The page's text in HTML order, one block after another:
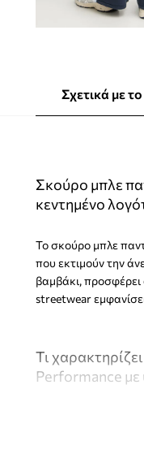
Σχετικά με
Σκούρο μπλε
κεντημένο
Το σκούρο μπλε
που εκτιμούν την
βαμβάκι, προσφέρει
streetwear
Τι
Performance με